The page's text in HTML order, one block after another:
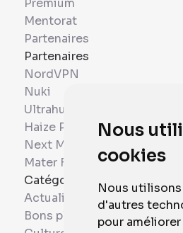
Nous
cookies
Nous
d'autres
pour
Mentorat
Partenaires
Partenaires
NordVPN
Nuki
Ultrahuman
Haize Project
Next Mobiles
Mater France
Catégories
Actualités
Bons plans